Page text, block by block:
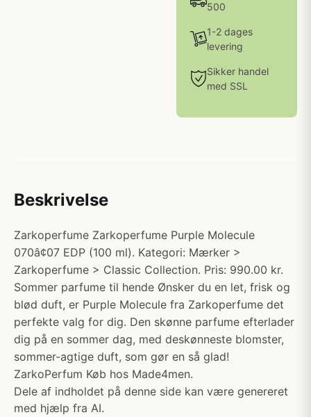
500
1-2 dages
levering
Sikker handel
med SSL
Beskrivelse
Zarkoperfume Zarkoperfume Purple Molecule
070â¢07 EDP (100 ml). Kategori: Mærker >
Zarkoperfume > Classic Collection. Pris: 990.00 kr.
Sommer parfume til hende Ønsker du en let, frisk og
blød duft, er Purple Molecule fra Zarkoperfume det
perfekte valg for dig. Den skønne parfume efterlader
dig på en sommer dag, med deskønneste blomster,
sommer-agtige duft, som gør en så glad!
ZarkoPerfum Køb hos Made4men.
Dele af indholdet på denne side kan være genereret
med hjælp fra AI.